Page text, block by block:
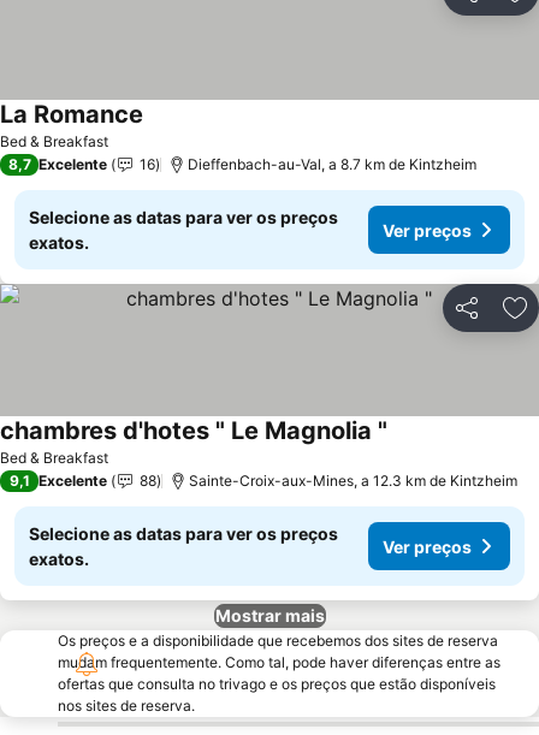
Bed & Breakfast
La Romance
8,7 Excelente 16 Dieffenbach-au-Val, a 8.7 km de Kintzheim
Selecione as datas para ver os preços
exatos.
Ver preços
Partilhar
Bed & Breakfast
chambres d'hotes " Le Magnolia "
9,1 Excelente 88 Sainte-Croix-aux-Mines, a 12.3 km de Kintzheim
Selecione as datas para ver os preços
exatos.
Ver preços
Mostrar mais
Os preços e a disponibilidade que recebemos dos sites de reserva
mudam frequentemente. Como tal, pode haver diferenças entre as
ofertas que consulta no trivago e os preços que estão disponíveis
nos sites de reserva.